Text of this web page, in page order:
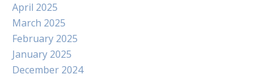
April 2025
March 2025
February 2025
January 2025
December 2024